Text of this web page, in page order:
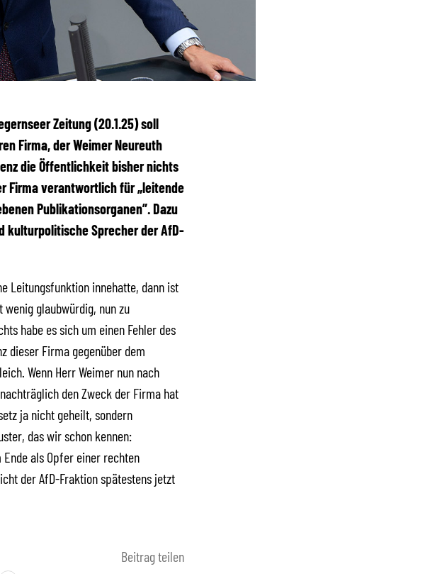
Zeitung (20.1.25) soll
Firma, der Weimer Neureuth
die Öffentlichkeit bisher nichts
Firma verantwortlich für „leitende
Publikationsorganen”. Dazu
kulturpolitische Sprecher der AfD-
Leitungsfunktion innehatte, dann ist
wenig glaubwürdig, nun zu
habe es sich um einen Fehler des
dieser Firma gegenüber dem
Wenn Herr Weimer nun nach
den Zweck der Firma hat
ja nicht geheilt, sondern
das wir schon kennen:
als Opfer einer rechten
der AfD-Fraktion spätestens jetzt
Beitrag teilen